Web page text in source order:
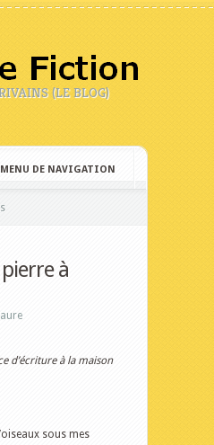
(LE BLOG)
MENU DE NAVIGATION
à
d’écriture à la maison
sous mes